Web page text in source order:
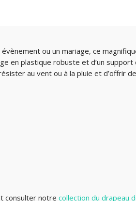
ou un mariage, ce
en plastique robuste et d’un support
au vent ou à la pluie et d’offrir
consulter notre collection du drapeau